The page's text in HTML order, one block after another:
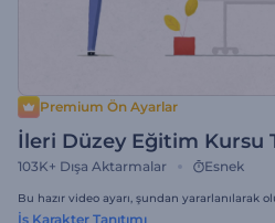
Premium Ön Ayarlar
İleri Düzey Eğitim Kursu
103K+ Dışa Aktarmalar Esnek
Bu hazır video ayarı, şundan yararlanılarak
İş Karakter Tanıtımı